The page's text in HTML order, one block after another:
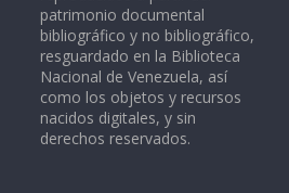
patrimonio documental
bibliográfico y no bibliográfico,
resguardado en la Biblioteca
Nacional de Venezuela, así
como los objetos y recursos
nacidos digitales, y sin
derechos reservados.